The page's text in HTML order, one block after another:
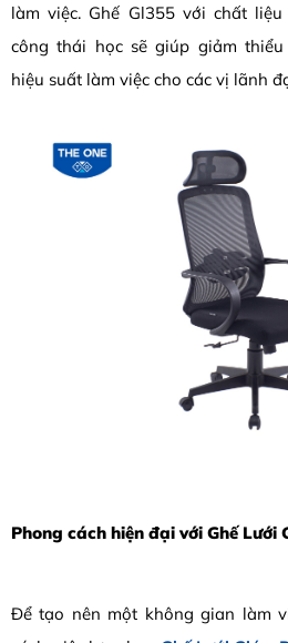
làm việc. Ghế Gl355 với chất
công thái học sẽ giúp giảm
hiệu suất làm việc cho các vị lãnh
Phong cách hiện đại với Ghế Lưới
Để tạo nên một không gian làm